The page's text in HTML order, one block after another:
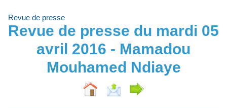
Revue de presse
Revue de presse du mardi 05
avril 2016 - Mamadou
Mouhamed Ndiaye